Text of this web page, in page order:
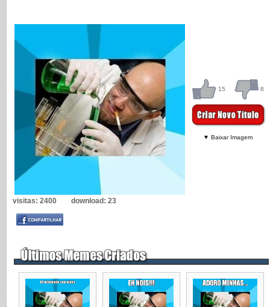
15 8
▼ Baixar Imagem
visitas: 2400 download: 23